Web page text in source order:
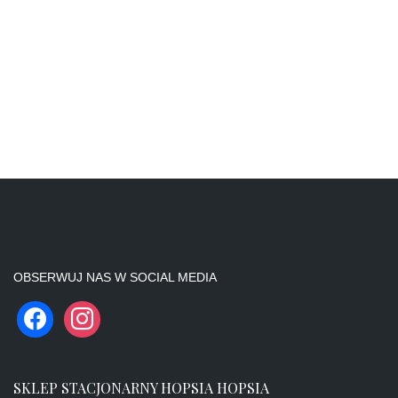
OBSERWUJ NAS W SOCIAL MEDIA
SKLEP STACJONARNY HOPSIA HOPSIA